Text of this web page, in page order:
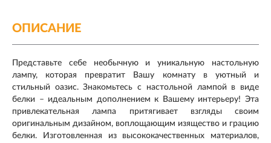
ОПИСАНИЕ
Представьте себе необычную и уникальную настольную
лампу, которая превратит Вашу комнату в уютный и
стильный оазис. Знакомьтесь с настольной лампой в виде
белки – идеальным дополнением к Вашему интерьеру! Эта
привлекательная лампа притягивает взгляды своим
оригинальным дизайном, воплощающим изящество и грацию
белки. Изготовленная из высококачественных материалов,